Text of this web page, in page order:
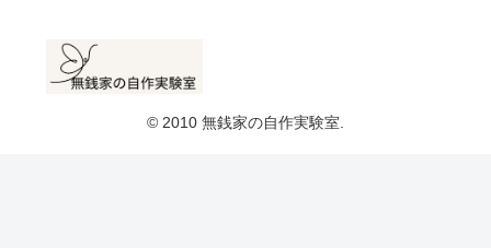
© 2010 無銭家の自作実験室.